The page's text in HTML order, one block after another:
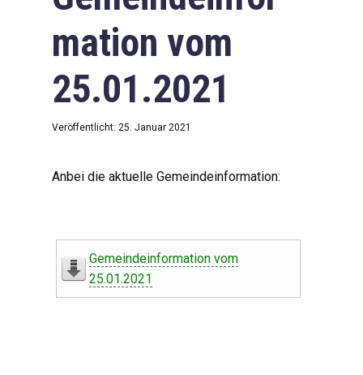
mation vom
25.01.2021
Veröffentlicht: 25. Januar 2021
Anbei die aktuelle Gemeindeinformation:
Gemeindeinformation vom
25.01.2021